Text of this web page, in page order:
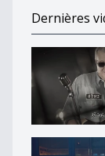
Dernières
Folsom
Wired de